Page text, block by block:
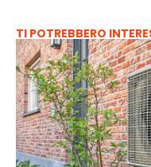
TI POTREBBERO